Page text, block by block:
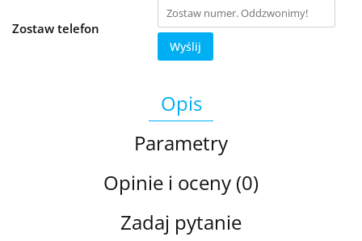
Zostaw telefon
Wyślij
Opis
Parametry
Opinie i oceny (0)
Zadaj pytanie